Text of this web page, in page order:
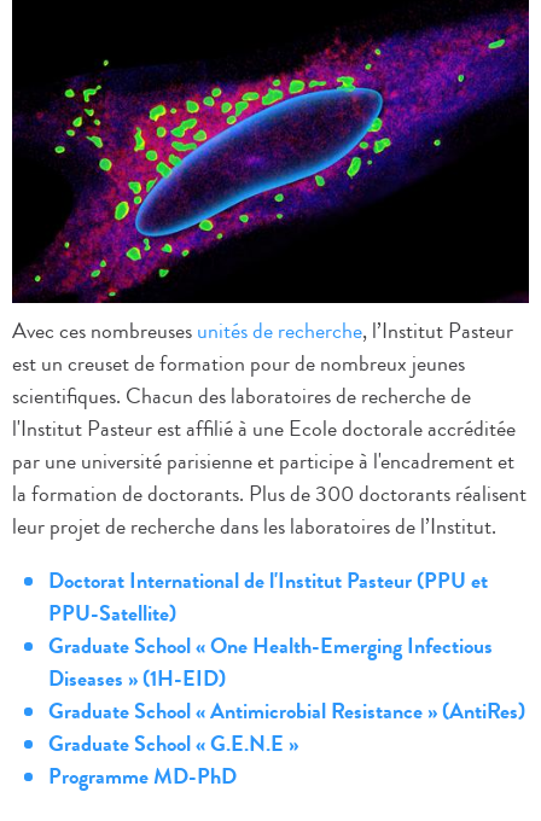
Avec ces nombreusesunités de recherche, l’Institut Pasteur
est un creuset de formation pour de nombreux jeunes
scientifiques. Chacun des laboratoires de recherche de
l'Institut Pasteur est affilié à une Ecole doctorale accréditée
par une université parisienne et participe à l'encadrement et
la formation de doctorants. Plus de 300 doctorants réalisent
leur projet de recherche dans les laboratoires de l’Institut.
Doctorat International de l'Institut Pasteur (PPU et
PPU-Satellite)
Graduate School « One Health-Emerging Infectious
Diseases » (1H-EID)
Graduate School « Antimicrobial Resistance » (AntiRes)
Graduate School « G.E.N.E »
Programme MD-PhD